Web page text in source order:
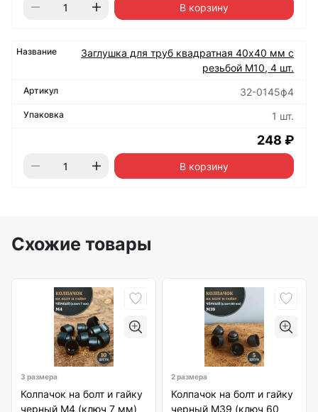
В корзину
Заглушка для труб квадратная 40х40 мм с
резьбой М10, 4 шт.
32-0145ф4
1 шт.
248 ₽
В корзину
Схожие товары
3 размера
Колпачок на болт и гайку
черный M4 (ключ 7 мм)
2 размера
Колпачок на болт и гайку
черный M39 (ключ 60